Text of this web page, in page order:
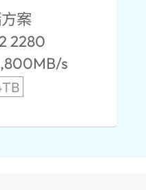
案
2280
s